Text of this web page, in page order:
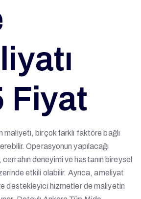
Fiyat
maliyeti, birçok farklı faktöre bağlı
Operasyonun yapılacağı
cerrahın deneyimi ve hastanın bireysel
etkili olabilir. Ayrıca, ameliyat
destekleyici hizmetler de maliyetin